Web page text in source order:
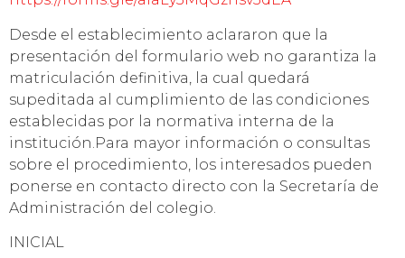
Desde el establecimiento aclararon que la
presentación del formulario web no garantiza la
matriculación definitiva, la cual quedará
supeditada al cumplimiento de las condiciones
establecidas por la normativa interna de la
institución.Para mayor información o consultas
sobre el procedimiento, los interesados pueden
ponerse en contacto directo con la Secretaría de
Administración del colegio.
INICIAL